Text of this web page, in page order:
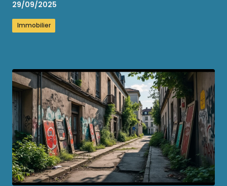
29/09/2025
Immobilier